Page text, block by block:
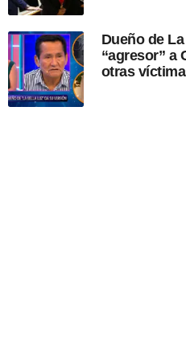
Dueño de
“agresor” a
otras